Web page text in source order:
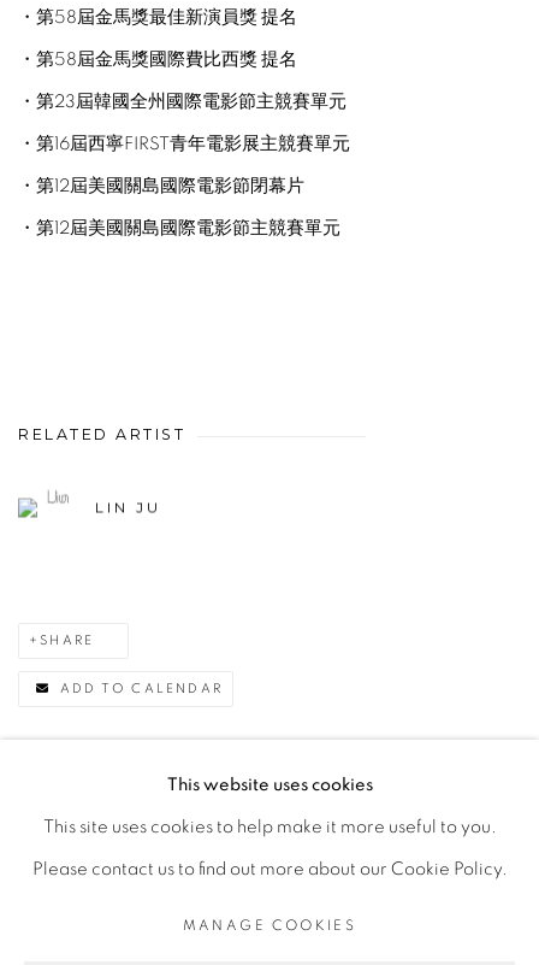
・第58屆金馬獎最佳新演員獎 提名
・第58屆金馬獎國際費比西獎 提名
・第23屆韓國全州國際電影節主競賽單元
・第16屆西寧FIRST青年電影展主競賽單元
・第12屆美國關島國際電影節閉幕片
・第12屆美國關島國際電影節主競賽單元
RELATED ARTIST
LIN JU
SHARE
ADD TO CALENDAR
This website uses cookies
This site uses cookies to help make it more useful to you.
Please contact us to find out more about our Cookie Policy.
MANAGE COOKIES